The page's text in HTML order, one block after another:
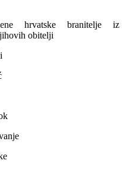
hrvatske branitelje iz
obitelji